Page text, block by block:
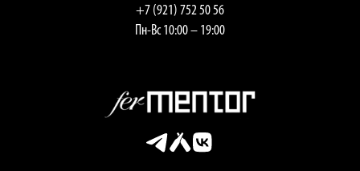
+7 (921) 752 50 56
Пн-Вс 10:00 – 19:00